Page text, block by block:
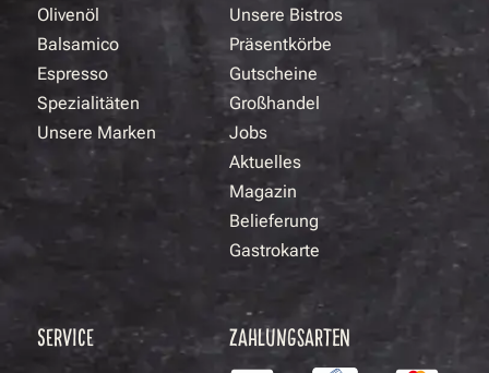
Olivenöl
Balsamico
Espresso
Spezialitäten
Unsere Marken
Unsere Bistros
Präsentkörbe
Gutscheine
Großhandel
Jobs
Aktuelles
Magazin
Belieferung
Gastrokarte
SERVICE ZAHLUNGSARTEN